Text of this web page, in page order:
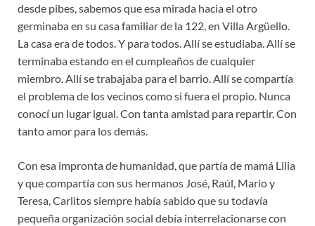
desde pibes, sabemos que esa mirada hacia el otro
germinaba en su casa familiar de la 122, en Villa Argüello.
La casa era de todos. Y para todos. Allí se estudiaba. Allí se
terminaba estando en el cumpleaños de cualquier
miembro. Allí se trabajaba para el barrio. Allí se compartía
el problema de los vecinos como si fuera el propio. Nunca
conocí un lugar igual. Con tanta amistad para repartir. Con
tanto amor para los demás.
Con esa impronta de humanidad, que partía de mamá Lilia
y que compartía con sus hermanos José, Raúl, Mario y
Teresa, Carlitos siempre había sabido que su todavía
pequeña organización social debía interrelacionarse con